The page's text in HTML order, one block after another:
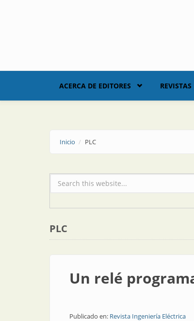
ACERCA DE EDITORES REVISTAS
Inicio PLC
Formulario de búsqueda
PLC
Un relé
Publicado en: Revista Ingeniería Eléctrica